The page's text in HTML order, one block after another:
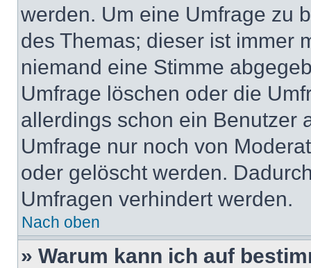
werden. Um eine Umfrage zu
des Themas; dieser ist immer
niemand eine Stimme
Umfrage löschen oder die
allerdings schon ein Benutzer
Umfrage nur noch von
oder gelöscht werden.
Umfragen verhindert werden.
Nach oben
» Warum kann ich auf